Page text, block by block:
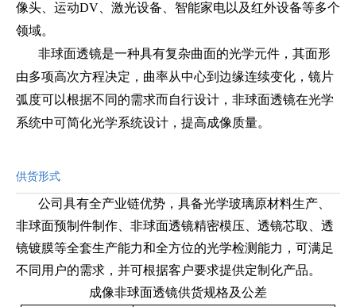
像头、运动DV、激光设备、智能家电以及红外设备等多个
领域。
非球面透镜是一种具有复杂曲面的光学元件，其面形
由多项高次方程决定，曲率从中心到边缘连续变化，镜片
弧度可以根据不同的需求而自行设计，非球面透镜在光学
系统中可简化光学系统设计，提高成像质量。
供货形式
公司具有全产业链优势，具备光学玻璃原材料生产、
非球面预制件制作、非球面透镜精密模压、透镜芯取、透
镜镀膜等全套生产能力和全方位的光学检测能力，可满足
不同用户的需求，并可根据客户要求提供定制化产品。
成像非球面透镜供货规格及公差